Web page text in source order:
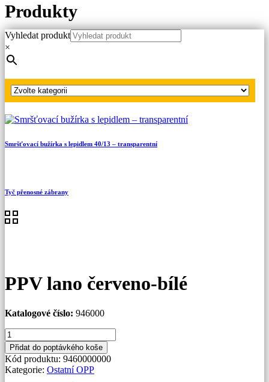
Produkty
Hlavní strana
Vyhledat produkt
×
Smršťovací bužírka s lepidlem 40/13 – transparentní
Tyč přenosné zábrany
PPV lano červeno-bílé
Katalogové číslo: 946000
PPV
lano
červeno-
bílé
množství
Přidat do poptávkého koše
Kód produktu: 9460000000
Kategorie: Ostatní OPP